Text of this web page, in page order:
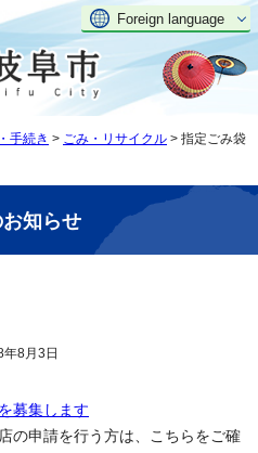
Foreign language
手続き > ごみ・リサイクル > 指定ごみ袋
知らせ
8月3日
募集します
の申請を行う方は、こちらをご確